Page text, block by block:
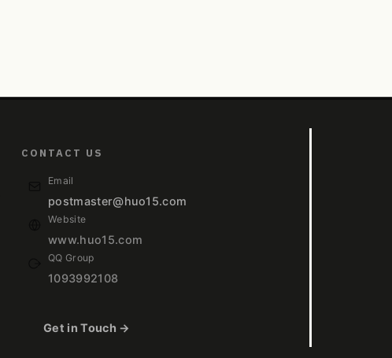
CONTACT US
Email
postmaster@huo15.com
Website
www.huo15.com
QQ Group
1093992108
Get in Touch →